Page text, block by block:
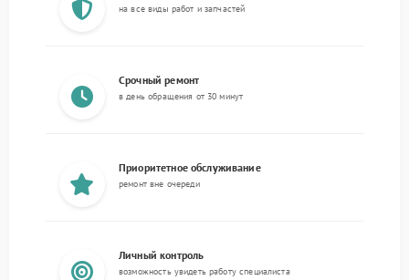
на все виды работ и запчастей
Срочный ремонт
в день обращения от 30 минут
Приоритетное обслуживание
ремонт вне очереди
Личный контроль
возможность увидеть работу специалиста